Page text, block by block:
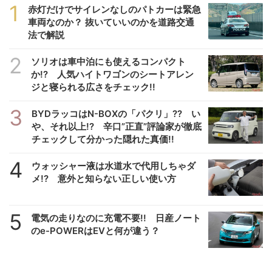
1
赤灯だけでサイレンなしのパトカーは緊急
車両なのか？ 抜いていいのかを道路交通
法で解説
2
ソリオは車中泊にも使えるコンパクト
か!? 人気ハイトワゴンのシートアレン
ジと寝られる広さをチェック!!
3
BYDラッコはN-BOXの「パクリ」?? い
や、それ以上!? 辛口”正直”評論家が徹底
チェックして分かった隠れた真価!!
4
ウォッシャー液は水道水で代用しちゃダ
メ!? 意外と知らない正しい使い方
5
電気の走りなのに充電不要!! 日産ノート
のe-POWERはEVと何が違う？